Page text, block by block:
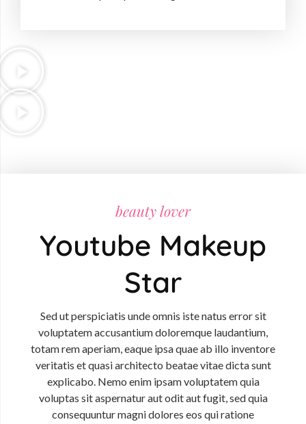
beauty lover
Youtube Makeup
Star
Sed ut perspiciatis unde omnis iste natus error sit
voluptatem accusantium doloremque laudantium,
totam rem aperiam, eaque ipsa quae ab illo inventore
veritatis et quasi architecto beatae vitae dicta sunt
explicabo. Nemo enim ipsam voluptatem quia
voluptas sit aspernatur aut odit aut fugit, sed quia
consequuntur magni dolores eos qui ratione